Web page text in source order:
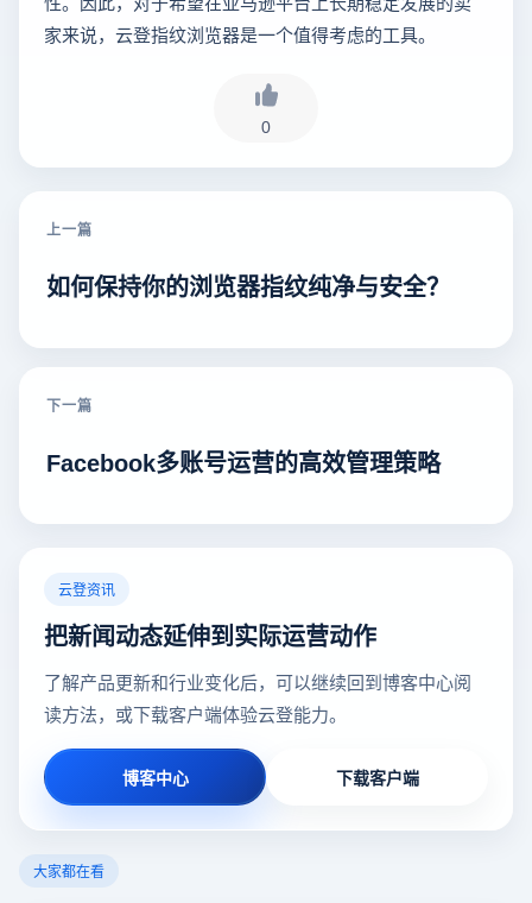
家来说，云登指纹浏览器是一个值得考虑的工具。
0
上一篇
如何保持你的浏览器指纹纯净与安全？
下一篇
Facebook多账号运营的高效管理策略
云登资讯
把新闻动态延伸到实际运营动作
了解产品更新和行业变化后，可以继续回到博客中心阅
读方法，或下载客户端体验云登能力。
博客中心 下载客户端
大家都在看